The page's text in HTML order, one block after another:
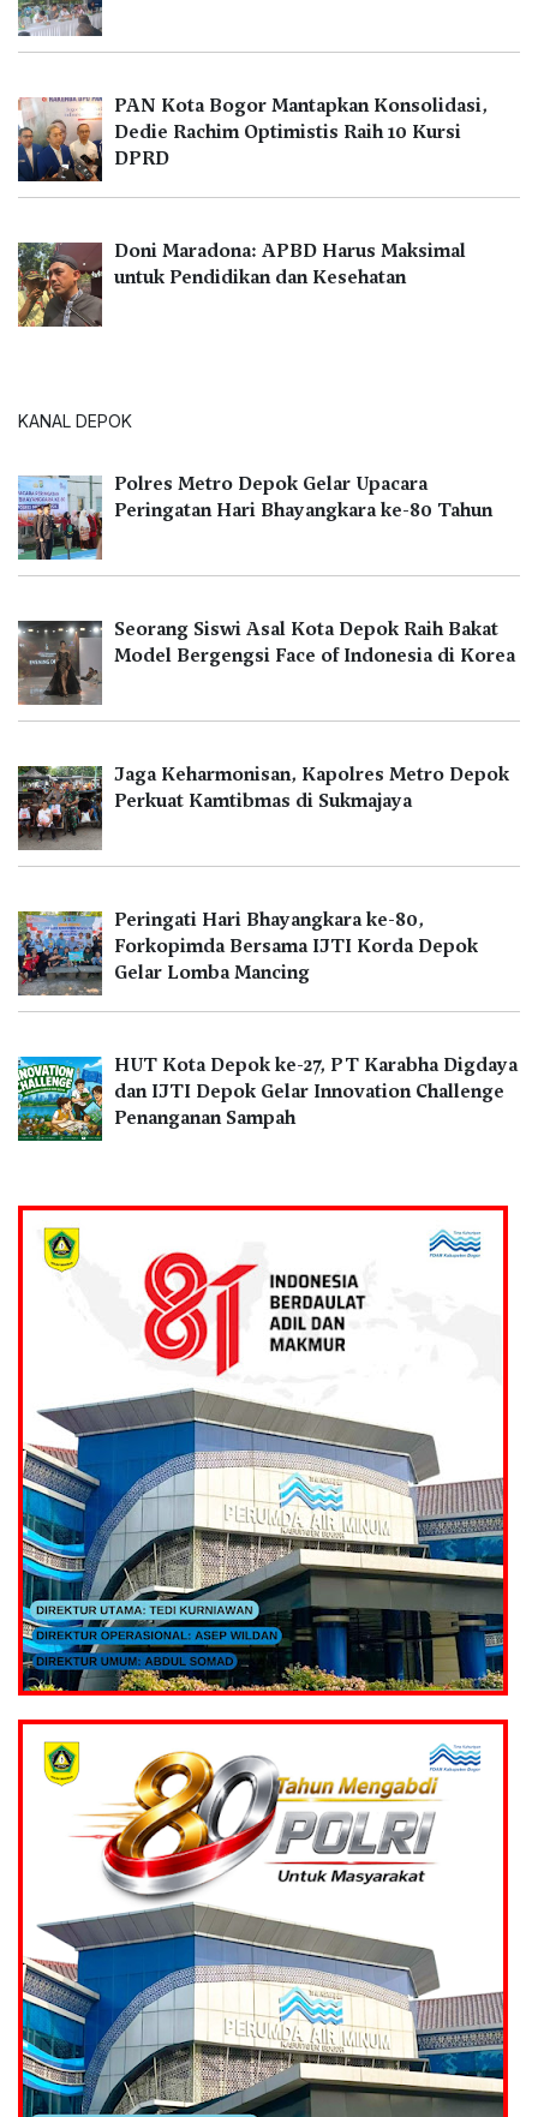
PAN Kota Bogor Mantapkan Konsolidasi,
Dedie Rachim Optimistis Raih 10 Kursi
DPRD
Doni Maradona: APBD Harus Maksimal
untuk Pendidikan dan Kesehatan
KANAL DEPOK
Polres Metro Depok Gelar Upacara
Peringatan Hari Bhayangkara ke-80 Tahun
Seorang Siswi Asal Kota Depok Raih Bakat
Model Bergengsi Face of Indonesia di Korea
Jaga Keharmonisan, Kapolres Metro Depok
Perkuat Kamtibmas di Sukmajaya
Peringati Hari Bhayangkara ke-80,
Forkopimda Bersama IJTI Korda Depok
Gelar Lomba Mancing
HUT Kota Depok ke-27, PT Karabha Digdaya
dan IJTI Depok Gelar Innovation Challenge
Penanganan Sampah